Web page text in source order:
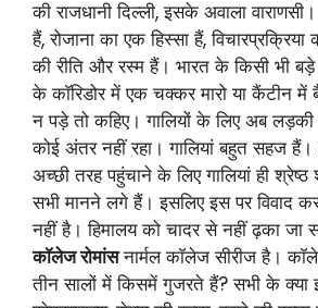
की राजधानी दिल्ली, इसके अवाला
हैं, रोजाना का एक हिस्सा हैं,
की रीति और रस्म हैं। भारत के किसी भी बड़े
के काॅरिडोर में एक चक्कर मारो या कैंटीन में
न पड़े तो कहिए। गालियों के लिए अब
कोई अंतर नहीं रहा। गालियां बहुत सहज
अच्छी तरह पहुंचाने के लिए गालियां ही
सभी मानने लगे हैं। इसलिए इस पर विवाद
नहीं है। हिमालय को चादर से नहीं ढ़का जा
काॅलेज रोमांसनार्मल काॅलेज सीरीज है।
तीन सालों में किसमें गुजरते हैं? सभी के क्या